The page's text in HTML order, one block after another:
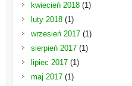
kwiecień 2018(1)
luty 2018(1)
wrzesień 2017(1)
sierpień 2017(1)
lipiec 2017(1)
maj 2017(1)